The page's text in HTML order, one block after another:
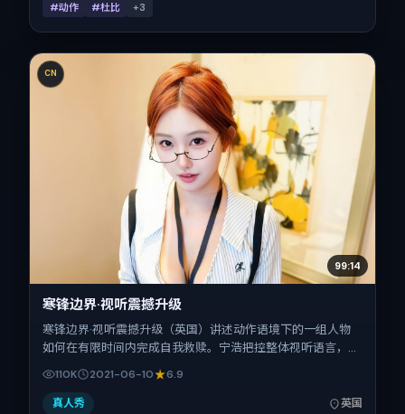
#动作 #杜比 +3
CN
99:14
寒锋边界·视听震撼升级
寒锋边界·视听震撼升级（英国）讲述动作语境下的一组人物
如何在有限时间内完成自我救赎。宁浩把控整体视听语言，张
震、刘亦菲、雷佳音、白宇的表演层次丰富。影片定于 2021-
06-10 起陆续登陆院线与网络平台，暑期档公映，片长113分
钟。
110K 2021-06-10 6.9
真人秀 英国